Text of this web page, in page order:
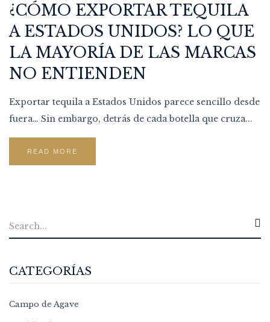
CATEGORÍAS
Campo de Agave
¿CÓMO EXPORTAR TEQUILA
A ESTADOS UNIDOS? LO QUE
LA MAYORÍA DE LAS MARCAS
NO ENTIENDEN
Exportar tequila a Estados Unidos parece sencillo desde
fuera… Sin embargo, detrás de cada botella que cruza...
READ MORE